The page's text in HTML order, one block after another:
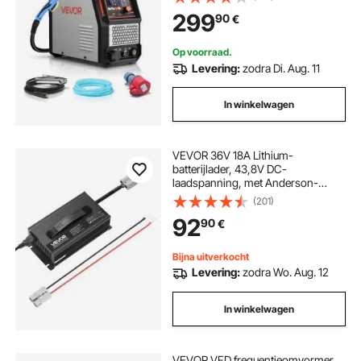
PA/PT-tijd voor industrieel gebruik
(400 V 3-fase)
29990€
Op voorraad.
Levering:zodra Di. Aug. 11
In winkelwagen
VEVOR 36V 18A Lithium-
batterijlader, 43,8V DC-
laadspanning, met Anderson-
connector, LED-display, 0V-
activering, voor lithium LiFePO4-
deepcycle-accu's van boten en
campers
(201)
9290€
Bijna uitverkocht
Levering:zodra Wo. Aug. 12
In winkelwagen